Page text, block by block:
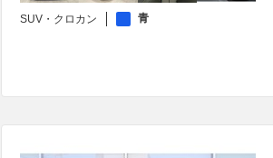
SUV・クロカン 青